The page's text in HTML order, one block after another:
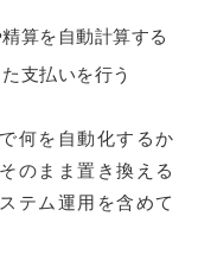
算を自動計算する
支払いを行う
何を自動化するか
のまま置き換える
テム運用を含めて